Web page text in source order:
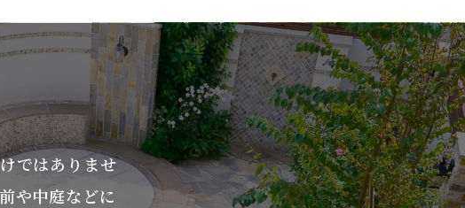
ではありませ
や中庭などに